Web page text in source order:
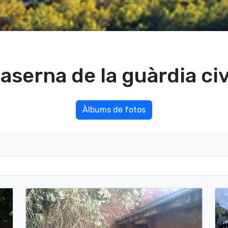
de la guàrdia
Àlbums de fotos